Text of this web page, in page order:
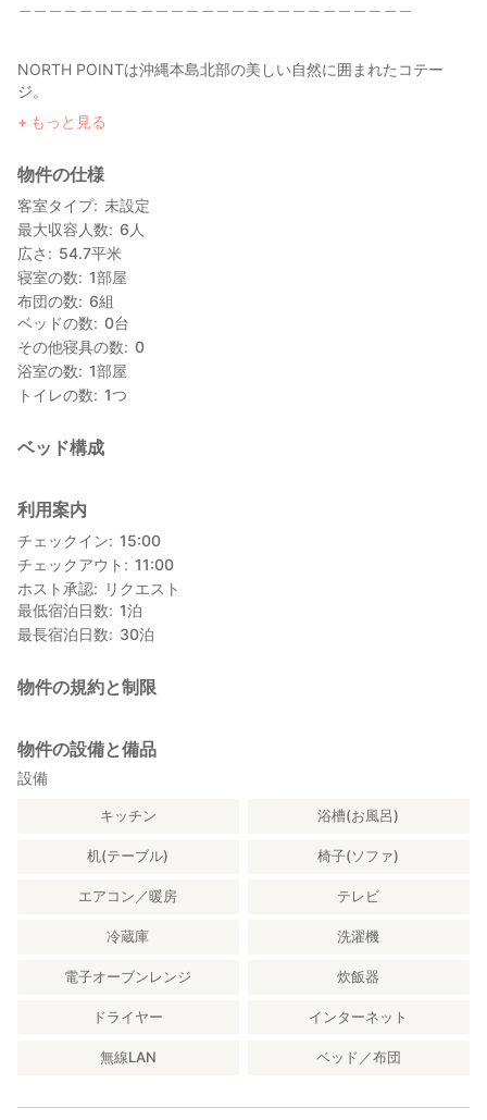
NORTH POINTは沖縄本島北部の美しい自然に囲まれたコテー
ジ。
恩納村の希望ヶ丘にあり、リゾート気分を味わえます。
ご家族やお仲間と贅沢なひと時をお過ごしください。
〈 お宿について 〉
１階キッチン付きリビング（リビング約１０畳＋キッチン８畳）
２階寝室（約１２畳）
フローリングの洋室タイプですが、寝室にベッドはなく布団とな
ります。
２階にお布団を敷いておやすみください。
・子供料金：お問い合わせください。
・インターネット接続：無料
・間取り：1LDK・約30畳の2階建てコテージ
・送迎：無し
無料（宿泊料金に含んでいます）で器材をお貸しします。
食材・着火剤・炭は要持参、準備と片付けもご自身でお願い致し
ご予約リクエストの歳、BBQ希望とお伝え下さい。
★お庭で花火＆お庭で朝食
花火や食材の持ち込みはもちろんOK！
花火は徒歩７分のビーチもおすすめです。
音の出るもの・爆竹・打ち上げ花火は禁止です。
徒歩10分：ローソン、ステーキ店、焼肉店、居酒屋など
徒歩15分：なかま食堂
〈 観光スポット 〉
・喜瀬カントリークラブ 車8分
・かりゆしビーチリゾート 車3分
・幸喜公園ビーチ 車4、5分
〈 イベント＆お祭り 〉
・4月：JAL PRESENTS「第14回琉球海炎祭2017」
・7月：第10回ツール・ド・宮古島2017
〈 アクセス 〉
・自動車：沖縄自動車道屋嘉ＩＣより約25分
もっと見る
物件の仕様
客室タイプ
未設定
最大収容人数
6 人
広さ
54.7平米
寝室の数
1部屋
布団の数
6組
ベッドの数
0台
その他寝具の数
0
浴室の数
1部屋
トイレの数
1つ
ベッド構成
利用案内
チェックイン
15:00
チェックアウト
11:00
ホスト承認
リクエスト
最低宿泊日数
1泊
最長宿泊日数
30泊
物件の規約と制限
物件の設備と備品
設備
キッチン 浴槽(お風呂)
机(テーブル) 椅子(ソファ)
エアコン／暖房 テレビ
冷蔵庫 洗濯機
電子オーブンレンジ 炊飯器
ドライヤー インターネット
無線LAN ベッド／布団